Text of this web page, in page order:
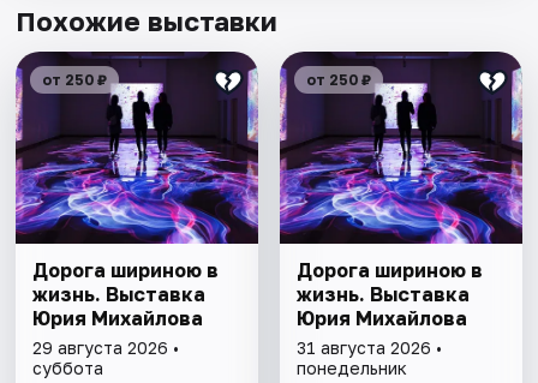
Похожие выставки
от 250 ₽
Дорога шириною в
жизнь. Выставка
Юрия Михайлова
29 августа 2026 •
суббота
от 250 ₽
Дорога шириною в
жизнь. Выставка
Юрия Михайлова
31 августа 2026 •
понедельник